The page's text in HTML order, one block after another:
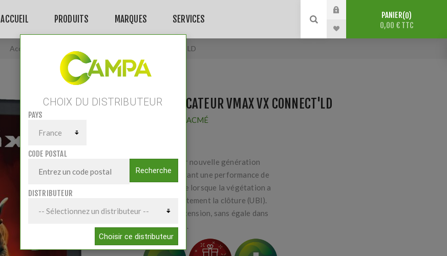
ACCUEIL PRODUITS MARQUES SERVICES PANIER 0
0,00 € TTC
Accueil ELECTRIFICATEUR VMAX VX CONNECT'LD
ELECTRIFICATEUR VMAX VX CONNECT'LD
LACMÉ
Électrificateur nouvelle génération
VMax permettant une performance de
garde inégalée lorsque la végétation a
envahi complètement la clôture (UBI).
Sa très haute tension, sans égale dans
ces conditions.
CHOIX DU DISTRIBUTEUR
PAYS
CODE POSTAL
Recherche
DISTRIBUTEUR
Choisir ce distributeur